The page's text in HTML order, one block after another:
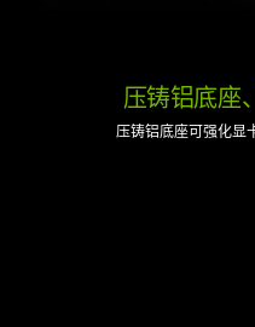
压铸铝底座
压铸铝底座可强化显